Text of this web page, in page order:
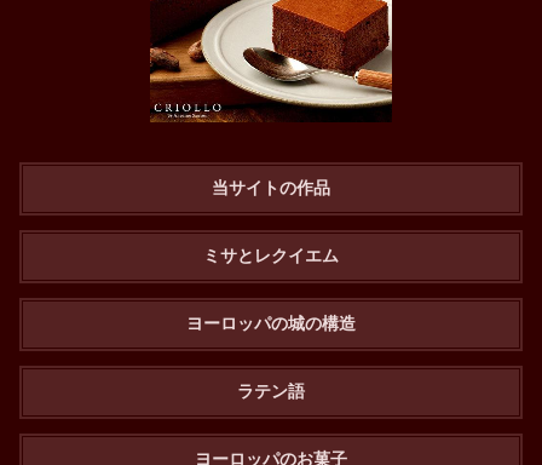
当サイトの作品
ミサとレクイエム
ヨーロッパの城の構造
ラテン語
ヨーロッパのお菓子